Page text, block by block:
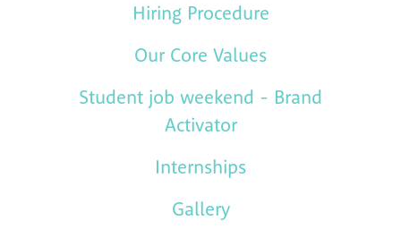
Hiring Procedure
Our Core Values
Student job weekend - Brand
Activator
Internships
Gallery